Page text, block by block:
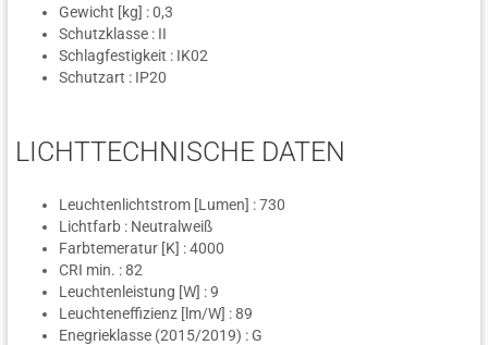
Gewicht [kg] : 0,3
Schutzklasse : II
Schlagfestigkeit : IK02
Schutzart : IP20
LICHTTECHNISCHE DATEN
Leuchtenlichtstrom [Lumen] : 730
Lichtfarb : Neutralweiß
Farbtemeratur [K] : 4000
CRI min. : 82
Leuchtenleistung [W] : 9
Leuchteneffizienz [lm/W] : 89
Enegrieklasse (2015/2019) : G